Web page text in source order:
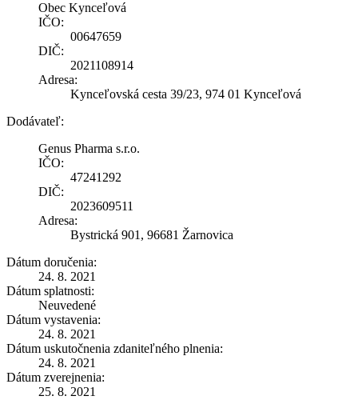
Obec Kynceľová
IČO:
00647659
DIČ:
2021108914
Adresa:
Kynceľovská cesta 39/23, 974 01 Kynceľová
Dodávateľ:
Genus Pharma s.r.o.
IČO:
47241292
DIČ:
2023609511
Adresa:
Bystrická 901, 96681 Žarnovica
Dátum doručenia:
24. 8. 2021
Dátum splatnosti:
Neuvedené
Dátum vystavenia:
24. 8. 2021
Dátum uskutočnenia zdaniteľného plnenia:
24. 8. 2021
Dátum zverejnenia:
25. 8. 2021